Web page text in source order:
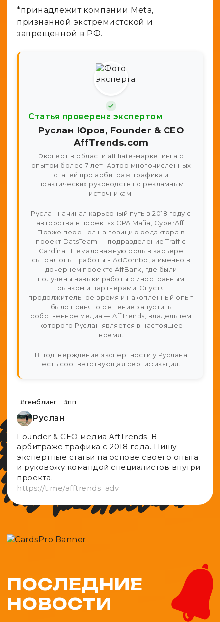
*принадлежит компании Meta,
признанной экстремистской и
запрещенной в РФ.
Статья проверена экспертом
Руслан Юров, Founder & CEO
AffTrends.com
Эксперт в области affiliate-маркетинга с
опытом более 7 лет. Автор многочисленных
статей про арбитраж трафика и
практических руководств по рекламным
источникам.
Руслан начинал карьерный путь в 2018 году с
авторства в проектах CPA Mafia, CyberAff.
Позже перешел на позицию редактора в
проект DatsTeam — подразделение Traffic
Cardinal. Немаловажную роль в карьере
сыграл опыт работы в AdCombo, а именно в
дочернем проекте AffBank, где были
получены навыки работы с иностранным
рынком и партнерами. Спустя
продолжительное время и накопленный опыт
было принято решение запустить
собственное медиа — AffTrends, владельцем
которого Руслан является в настоящее
время.
В подтверждение экспертности у Руслана
есть соответствующая сертификация.
Руслан
Founder & CEO медиа AffTrends. В
aрбитраже трафика с 2018 года. Пишу
экспертные статьи на основе своего опыта
и руковожу командой специалистов внутри
проекта.
https://t.me/afftrends_adv
#гемблинг #пп
ПОСЛЕДНИЕ
НОВОСТИ